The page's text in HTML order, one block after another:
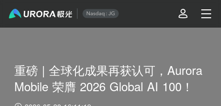
重磅 | 全球化成果再获认可，Aurora
Mobile 荣膺 2026 Global AI 100！